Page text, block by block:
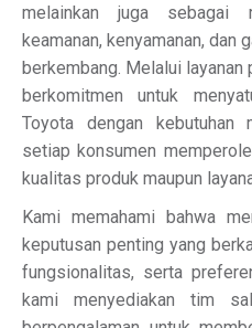
melainkan juga sebagai
keamanan, kenyamanan, dan
berkembang. Melalui layanan
berkomitmen untuk
Toyota dengan kebutuhan
setiap konsumen
kualitas produk maupun
Kami memahami bahwa
keputusan penting yang
fungsionalitas, serta
kami menyediakan tim